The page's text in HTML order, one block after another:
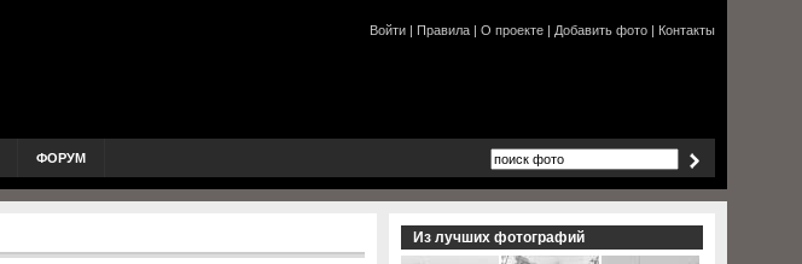
Войти | Правила | О проекте | Добавить фото | Контакты
ФОРУМ
Из лучших фотографий